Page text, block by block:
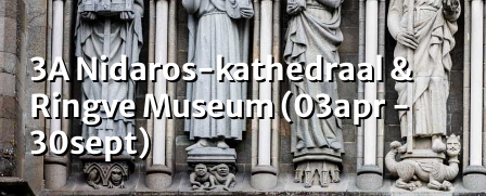
3A Nidaros-kathedraal &
Ringve Museum (03apr -
30sept)